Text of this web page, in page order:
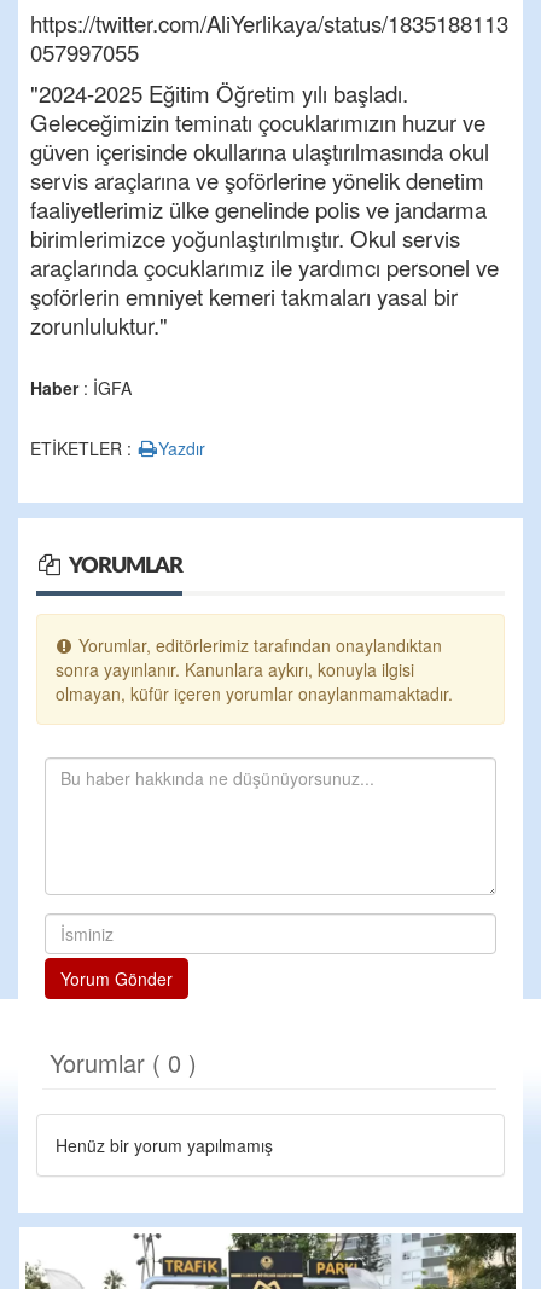
https://twitter.com/AliYerlikaya/status/1835188113
057997055
"2024-2025 Eğitim Öğretim yılı başladı.
Geleceğimizin teminatı çocuklarımızın huzur ve
güven içerisinde okullarına ulaştırılmasında okul
servis araçlarına ve şoförlerine yönelik denetim
faaliyetlerimiz ülke genelinde polis ve jandarma
birimlerimizce yoğunlaştırılmıştır. Okul servis
araçlarında çocuklarımız ile yardımcı personel ve
şoförlerin emniyet kemeri takmaları yasal bir
zorunluluktur."
Haber: İGFA
ETİKETLER : Yazdır
YORUMLAR
Yorumlar, editörlerimiz tarafından onaylandıktan
sonra yayınlanır. Kanunlara aykırı, konuyla ilgisi
olmayan, küfür içeren yorumlar onaylanmamaktadır.
Yorum Gönder
Yorumlar ( 0 )
Henüz bir yorum yapılmamış